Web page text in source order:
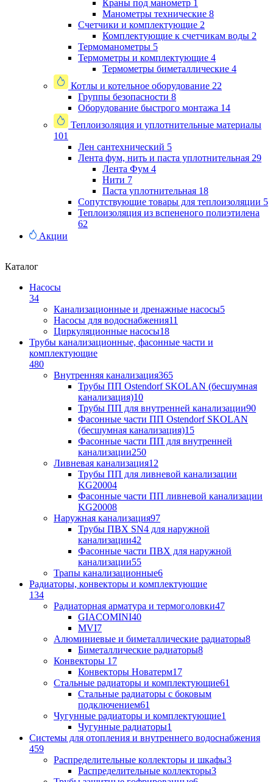
Краны под манометр 1
Манометры технические 8
Счетчики и комплектующие 2
Комплектующие к счетчикам воды 2
Термоманометры 5
Термометры и комплектующие 4
Термометры биметаллические 4
Котлы и котельное оборудование 22
Группы безопасности 8
Оборудование быстрого монтажа 14
Теплоизоляция и уплотнительные материалы
101
Лен сантехнический 5
Лента фум, нить и паста уплотнительная 29
Лента Фум 4
Нити 7
Паста уплотнительная 18
Сопутствующие товары для теплоизоляции 5
Теплоизоляция из вспененого полиэтилена
62
Акции
Каталог
Насосы
34
Канализационные и дренажные насосы5
Насосы для водоснабжения11
Циркуляционные насосы18
Трубы канализационные, фасонные части и
комплектующие
480
Внутренняя канализация365
Трубы ПП Ostendorf SKOLAN (бесшумная
канализация)10
Трубы ПП для внутренней канализации90
Фасонные части ПП Ostendorf SKOLAN
(бесшумная канализация)15
Фасонные части ПП для внутренней
канализации250
Ливневая канализация12
Трубы ПП для ливневой канализации
KG20004
Фасонные части ПП ливневой канализации
KG20008
Наружная канализация97
Трубы ПВХ SN4 для наружной
канализации42
Фасонные части ПВХ для наружной
канализации55
Трапы канализационные6
Радиаторы, конвекторы и комплектующие
134
Радиаторная арматура и термоголовки47
GIACOMINI40
MVI7
Алюминиевые и биметаллические радиаторы8
Биметаллические радиаторы8
Конвекторы 17
Конвекторы Новатерм17
Стальные радиаторы и комплектующие61
Стальные радиаторы с боковым
подключением61
Чугунные радиаторы и комплектующие1
Чугунные радиаторы1
Системы для отопления и внутреннего водоснабжения
459
Распределительные коллекторы и шкафы3
Распределительные коллекторы3